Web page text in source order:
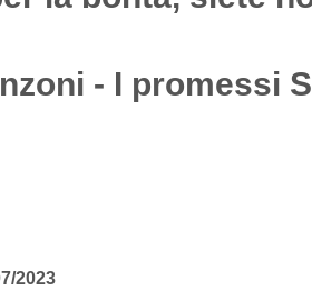
- I promessi
2023